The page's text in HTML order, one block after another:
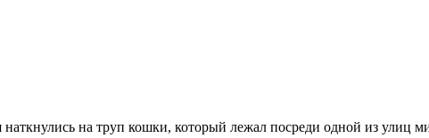
наткнулись на труп кошки, который лежал посреди одной из